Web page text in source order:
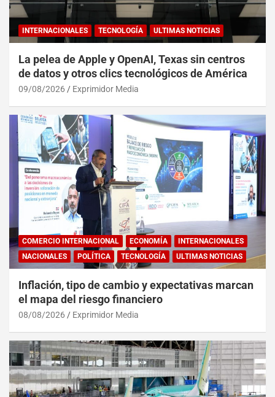
INTERNACIONALES TECNOLOGÍA ULTIMAS NOTICIAS
La pelea de Apple y OpenAI, Texas sin centros
de datos y otros clics tecnológicos de América
09/08/2026 Exprimidor Media
COMERCIO INTERNACIONAL ECONOMÍA
INTERNACIONALES
NACIONALES
POLÍTICA TECNOLOGÍA ULTIMAS NOTICIAS
Inflación, tipo de cambio y expectativas marcan
el mapa del riesgo financiero
08/08/2026 Exprimidor Media